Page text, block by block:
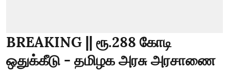
BREAKING || ரூ.288 கோடி
ஒதுக்கீடு - தமிழக அரசு அரசாணை